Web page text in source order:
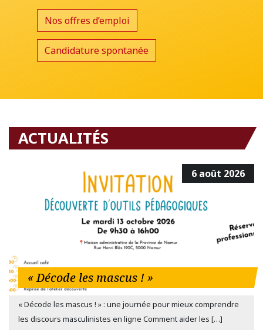
Nos offres d’emploi
Candidature spontanée
ACTUALITÉS
6 août 2026
« Décode les mascus ! »
« Décode les mascus ! » : une journée pour mieux comprendre
les discours masculinistes en ligne Comment aider les […]